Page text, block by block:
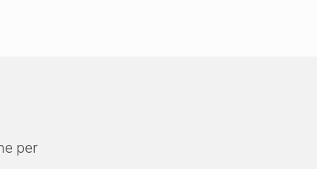
per